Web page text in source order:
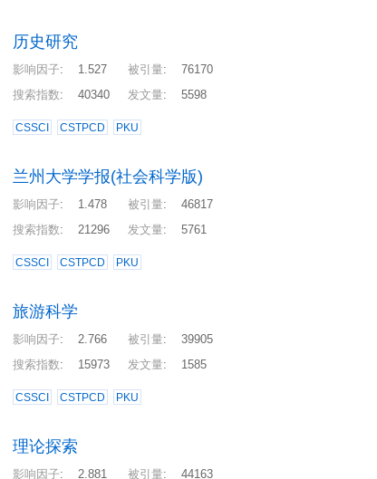
历史研究
影响因子: 1.527 被引量:
76170
搜索指数: 40340 发文量: 5598
CSSCI CSTPCD PKU
兰州大学学报(社会科学版)
影响因子: 1.478 被引量:
46817
搜索指数: 21296 发文量: 5761
CSSCI CSTPCD PKU
旅游科学
影响因子: 2.766 被引量:
39905
搜索指数: 15973 发文量: 1585
CSSCI CSTPCD PKU
理论探索
影响因子: 2.881 被引量: 44163